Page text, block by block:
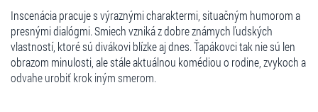
Inscenácia pracuje s výraznými charaktermi, situačným humorom a
presnými dialógmi. Smiech vzniká z dobre známych ľudských
vlastností, ktoré sú divákovi blízke aj dnes. Ťapákovci tak nie sú len
obrazom minulosti, ale stále aktuálnou komédiou o rodine, zvykoch a
odvahe urobiť krok iným smerom.